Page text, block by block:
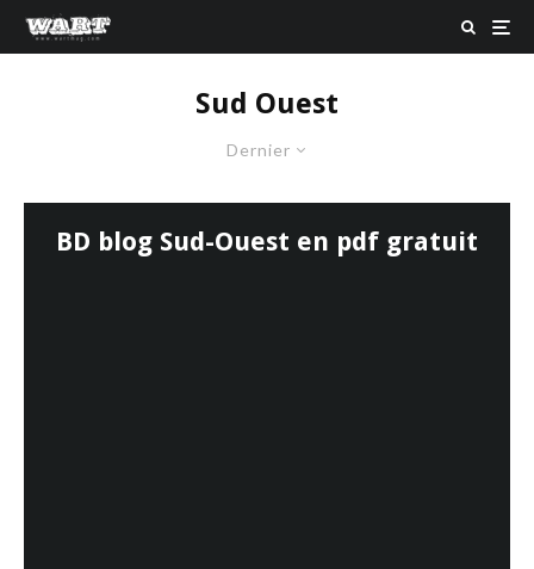
Sud Ouest
Dernier
BD blog Sud-Ouest en pdf gratuit